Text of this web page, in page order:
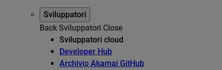
Sviluppatori
Back Sviluppatori Close
Sviluppatori cloud
Developer Hub
Archivio Akamai GitHub